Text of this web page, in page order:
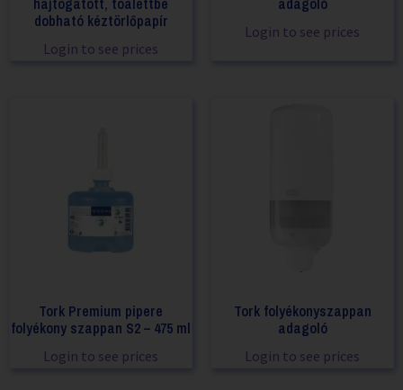
hajtogatott, toalettbe
dobható kéztörlőpapír
Login to see prices
adagoló
Login to see prices
Tork Premium pipere
folyékony szappan S2 – 475 ml
Login to see prices
Tork folyékonyszappan
adagoló
Login to see prices